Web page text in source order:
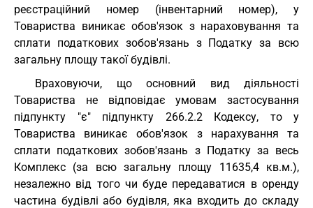
реєстраційний номер (інвентарний номер), у
Товариства виникає обов'язок з нараховування та
сплати податкових зобов'язань з Податку за всю
загальну площу такої будівлі.
Враховуючи, що основний вид діяльності
Товариства не відповідає умовам застосування
підпункту "є" підпункту 266.2.2 Кодексу, то у
Товариства виникає обов'язок з нарахування та
сплати податкових зобов'язань з Податку за весь
Комплекс (за всю загальну площу 11635,4 кв.м.),
незалежно від того чи буде передаватися в оренду
частина будівлі або будівля, яка входить до складу